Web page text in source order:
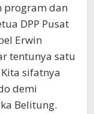
program dan
DPP Pusat
Erwin
tentunya satu
sifatnya
demi
Belitung.